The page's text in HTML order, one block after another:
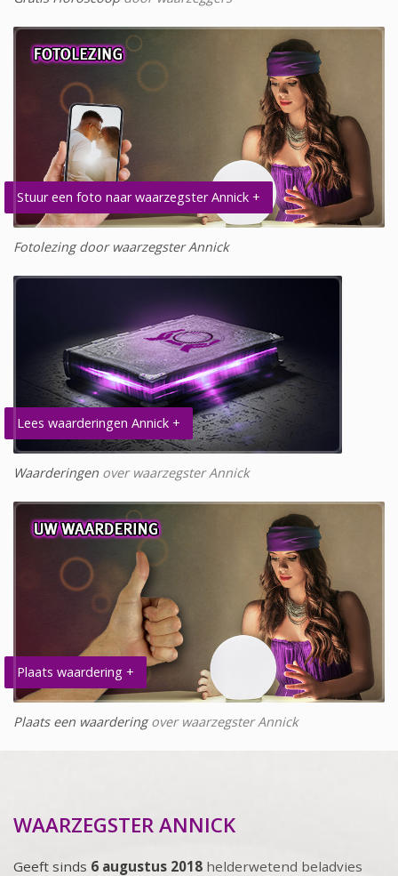
Stuur een foto naar waarzegster Annick +
Fotolezing door waarzegster Annick
Lees waarderingen Annick +
Waarderingen over waarzegster Annick
Plaats waardering +
Plaats een waarderingover waarzegster Annick
WAARZEGSTER ANNICK
Geeft sinds 6 augustus 2018 helderwetend beladvies